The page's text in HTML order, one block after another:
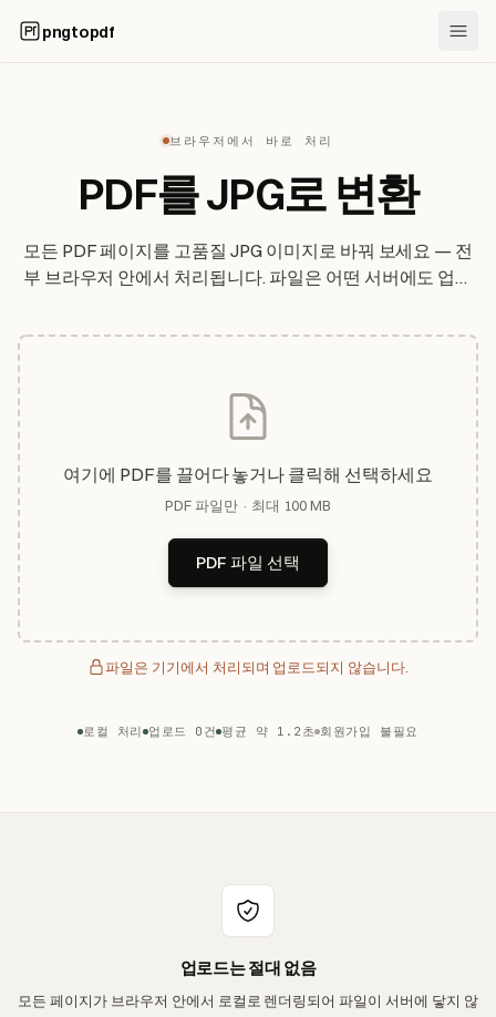
pngtopdf
브라우저에서 바로 처리
PDF를 JPG로 변환
모든 PDF 페이지를 고품질 JPG 이미지로 바꿔 보세요 — 전
부 브라우저 안에서 처리됩니다. 파일은 어떤 서버에도 업로
여기에 PDF를 끌어다 놓거나 클릭해 선택하세요
PDF 파일만 · 최대 100 MB
PDF 파일 선택
파일은 기기에서 처리되며 업로드되지 않습니다.
로컬 처리 업로드 0건 평균 약 1.2초 회원가입 불필요
업로드는 절대 없음
모든 페이지가 브라우저 안에서 로컬로 렌더링되어 파일이 서버에 닿지 않